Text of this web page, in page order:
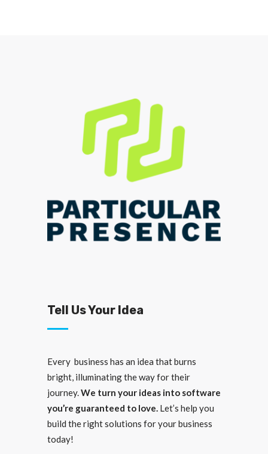
Tell Us Your Idea
Every business has an idea that burns
bright, illuminating the way for their
journey.We turn your ideas into software
you’re guaranteed to love. Let’s help you
build the right solutions for your business
today!